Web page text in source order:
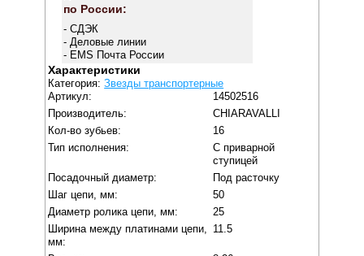
по России:
- СДЭК
- Деловые линии
- EMS Почта России
Характеристики
Категория:Звезды транспортерные
Артикул:
14502516
Производитель:
CHIARAVALLI
Кол-во зубьев:
16
Тип исполнения:
С приварной
ступицей
Посадочный диаметр:
Под расточку
Шаг цепи, мм:
50
Диаметр ролика цепи, мм:
25
Ширина между платинами цепи,
мм:
11.5